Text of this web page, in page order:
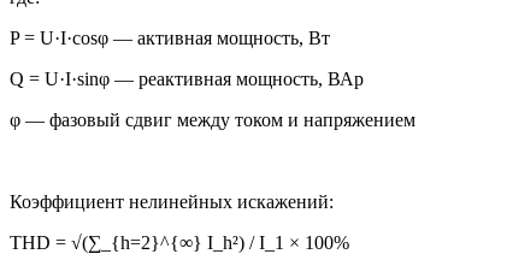
P = U·I·cosφ — активная мощность, Вт
Q = U·I·sinφ — реактивная мощность, ВАр
φ — фазовый сдвиг между током и напряжением
Коэффициент нелинейных искажений:
THD = √(∑_{h=2}^{∞} I_h²) / I_1 × 100%